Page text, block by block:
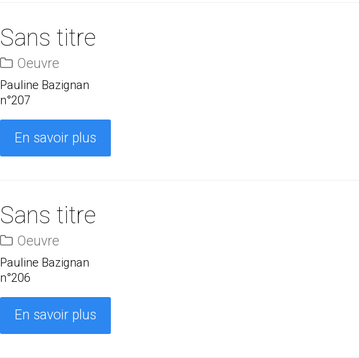
Sans titre
Oeuvre
Pauline Bazignan
n°207
En savoir plus
Sans titre
Oeuvre
Pauline Bazignan
n°206
En savoir plus